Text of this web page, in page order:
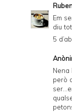
Em
diu tot...
5
Nena
però